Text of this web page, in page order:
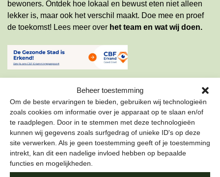
Beheer toestemming
Om de beste ervaringen te bieden, gebruiken wij technologieën
zoals cookies om informatie over je apparaat op te slaan en/of
te raadplegen. Door in te stemmen met deze technologieën
kunnen wij gegevens zoals surfgedrag of unieke ID's op deze
site verwerken. Als je geen toestemming geeft of je toestemming
intrekt, kan dit een nadelige invloed hebben op bepaalde
functies en mogelijkheden.
bewoners. Ontdek hoe lokaal en bewust eten niet alleen
lekker is, maar ook het verschil maakt. Doe mee en proef
de toekomst! Lees meer over het team en wat wij doen.
ONZE NIEUWSBRIEF
Schrijf je in voor onze nieuwsbrief om als eerste te lezen
over de leukste projecten en duurzame tips over hoe jij de
stad gezond kunt maken.